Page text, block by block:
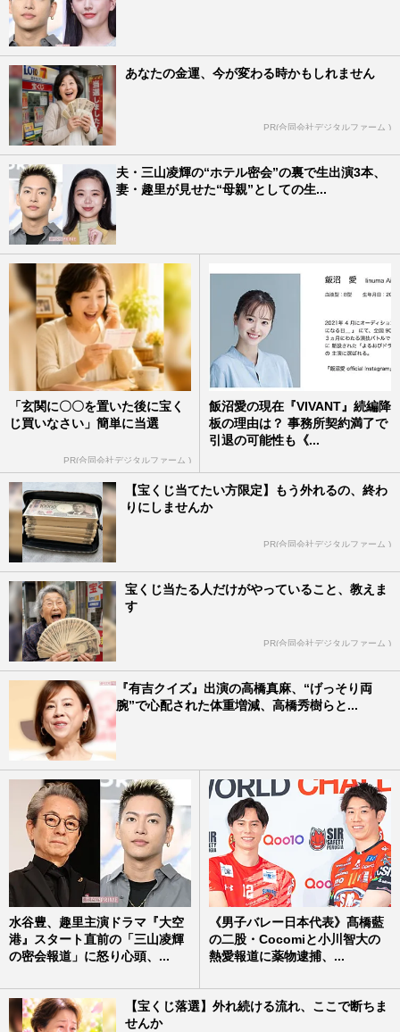
あなたの金運、今が変わる時かもしれません
PR(合同会社デジタルファーム )
夫・三山凌輝の“ホテル密会”の裏で生出演3本、
妻・趣里が見せた“母親”としての生...
「玄関に〇〇を置いた後に宝く
じ買いなさい」簡単に当選
PR(合同会社デジタルファーム )
飯沼愛の現在『VIVANT』続編降
板の理由は？ 事務所契約満了で
引退の可能性も《...
【宝くじ当てたい方限定】もう外れるの、終わ
りにしませんか
PR(合同会社デジタルファーム )
宝くじ当たる人だけがやっていること、教えま
す
PR(合同会社デジタルファーム )
『有吉クイズ』出演の高橋真麻、“げっそり両
腕”で心配された体重増減、高橋秀樹らと...
水谷豊、趣里主演ドラマ『大空
港』スタート直前の「三山凌輝
の密会報道」に怒り心頭、...
《男子バレー日本代表》髙橋藍
の二股・Cocomiと小川智大の
熱愛報道に薬物逮捕、...
【宝くじ落選】外れ続ける流れ、ここで断ちま
せんか